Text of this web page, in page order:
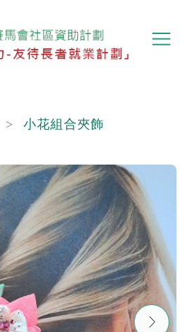
主
內
小花組合夾飾